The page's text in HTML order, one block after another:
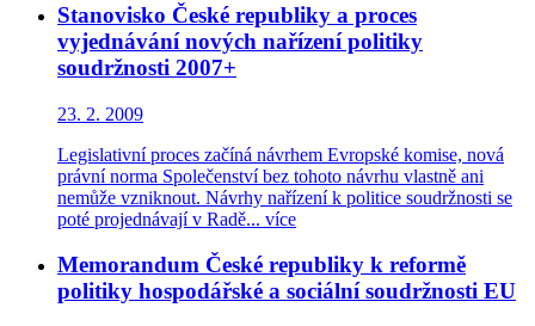
Stanovisko České republiky a proces
vyjednávání nových nařízení politiky
soudržnosti 2007+
23. 2. 2009
Legislativní proces začíná návrhem Evropské komise, nová
právní norma Společenství bez tohoto návrhu vlastně ani
nemůže vzniknout. Návrhy nařízení k politice soudržnosti se
poté projednávají v Radě... více
Memorandum České republiky k reformě
politiky hospodářské a sociální soudržnosti EU